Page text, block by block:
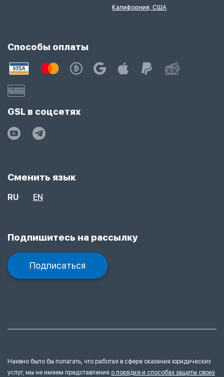
Калифорния, США
Способы оплаты
GSL в соцсетях
Сменить язык
RU EN
Подпишитесь на рассылку
Подписаться
Наивно было бы полагать, что работая в сфере оказания юридических
услуг, мы не имеем представления о порядке и способах защиты своих